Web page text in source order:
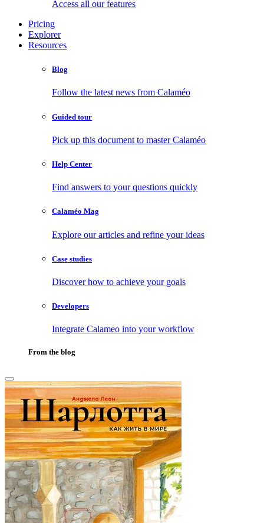
Access all our features
Pricing
Explorer
Resources
Blog
Follow the latest news from Calaméo
Guided tour
Pick up this document to master Calaméo
Help Center
Find answers to your questions quickly
Calaméo Mag
Explore our articles and refine your ideas
Case studies
Discover how to achieve your goals
Developers
Integrate Calameo into your workflow
From the blog